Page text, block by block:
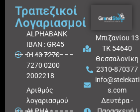
Τραπεζικοί
Λογαριασμοί
ALPHABANK
IBAN : GR45
0140 7270
7270 0200
2002218
Aριθμός
λογαριασμού
Μπιζανίου 13
ΤΚ 54640
Θεσσαλονίκη
2310-870377
info@stelekati
s.com
Δευτέρα -